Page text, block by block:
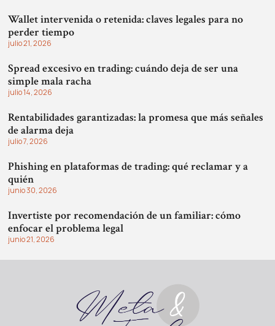
Wallet intervenida o retenida: claves legales para no
perder tiempo
julio 21, 2026
Spread excesivo en trading: cuándo deja de ser una
simple mala racha
julio 14, 2026
Rentabilidades garantizadas: la promesa que más señales
de alarma deja
julio 7, 2026
Phishing en plataformas de trading: qué reclamar y a
quién
junio 30, 2026
Invertiste por recomendación de un familiar: cómo
enfocar el problema legal
junio 21, 2026